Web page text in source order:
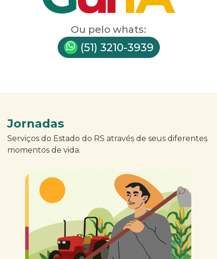
Ou pelo whats:
(51) 3210-3939
Jornadas
Serviços do Estado do RS através de seus diferentes
momentos de vida.